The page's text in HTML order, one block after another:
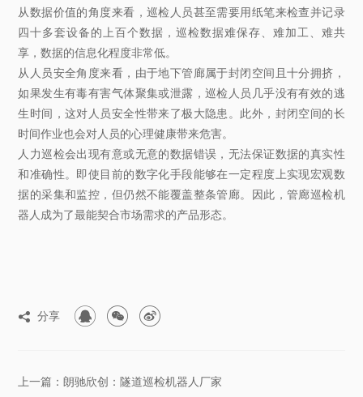
从数据价值的角度来看，巡检人员甚至需要用纸笔来检查并记录
四十多套设备的上百个数据，巡检数据难保存、难加工、难共
享，数据的信息化程度非常低。
从人员安全角度来看，由于地下管廊属于封闭空间且十分拥挤，
如果发生有毒有害气体聚集或泄露，巡检人员几乎没有有效的逃
生时间，这对人员安全性带来了极大隐患。此外，封闭空间的长
时间作业也会对人员的心理健康带来危害。
人力巡检会出现有意或无意的数据错误，无法保证数据的真实性
和准确性。即使目前的数字化手段能够在一定程度上实现宏观数
据的采集和监控，但仍然不能覆盖整条管廊。因此，管廊巡检机
器人成为了最能契合市场需求的产品形态。
 分享   
上一篇：朗驰欣创：隧道巡检机器人厂家